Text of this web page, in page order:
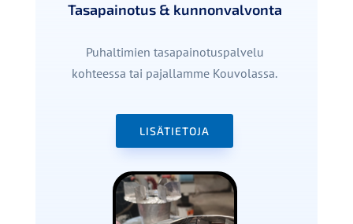
Tasapainotus & kunnonvalvonta
Puhaltimien tasapainotuspalvelu
kohteessa tai pajallamme Kouvolassa.
LISÄTIETOJA